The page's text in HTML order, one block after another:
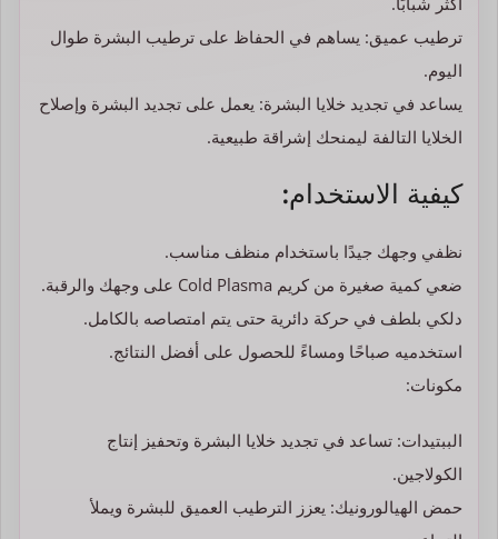
ترطيب عميق: يساهم في الحفاظ على ترطيب البشرة طوال
اليوم.
يساعد في تجديد خلايا البشرة: يعمل على تجديد البشرة وإصلاح
الخلايا التالفة ليمنحك إشراقة طبيعية.
كيفية الاستخدام:
نظفي وجهك جيدًا باستخدام منظف مناسب.
ضعي كمية صغيرة من كريم Cold Plasma على وجهك والرقبة.
دلكي بلطف في حركة دائرية حتى يتم امتصاصه بالكامل.
استخدميه صباحًا ومساءً للحصول على أفضل النتائج.
مكونات:
الببتيدات: تساعد في تجديد خلايا البشرة وتحفيز إنتاج
الكولاجين.
حمض الهيالورونيك: يعزز الترطيب العميق للبشرة ويملأ